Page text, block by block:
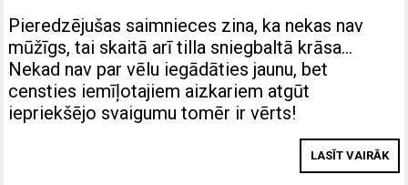
Pieredzējušas saimnieces zina, ka nekas nav
mūžīgs, tai skaitā arī tilla sniegbaltā krāsa…
Nekad nav par vēlu iegādāties jaunu, bet
censties iemīļotajiem aizkariem atgūt
iepriekšējo svaigumu tomēr ir vērts!
LASĪT VAIRĀK